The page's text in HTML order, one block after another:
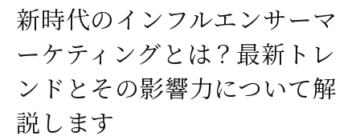
新時代のインフルエンサーマ
ーケティングとは？最新トレ
ンドとその影響力について解
説します